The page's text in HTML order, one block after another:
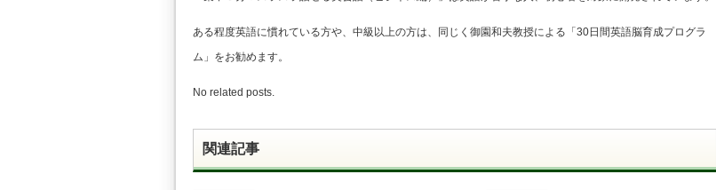
ある程度英語に慣れている方や、中級以上の方は、同じく御園和夫教授による「30日間英語脳育成プログラ
ム」をお勧めます。
No related posts.
関連記事